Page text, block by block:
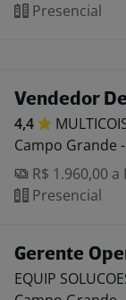
Presencial
Vendedor
4,4
Campo Grande
R$ 1.960,00 a
Presencial
Gerente
EQUIP